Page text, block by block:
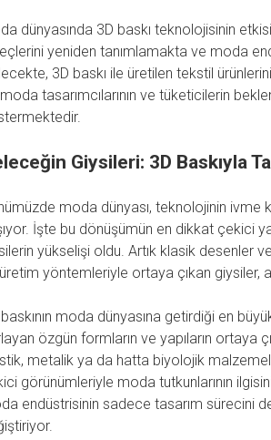
dünyasında 3D baskı teknolojisinin
yeniden tanımlamakta ve moda
3D baskı ile üretilen tekstil
tasarımcılarının ve tüketicilerin
Giysileri: 3D Baskıyla
moda dünyası, teknolojinin ivme
İşte bu dönüşümün en dikkat çekici
yükselişi oldu. Artık klasik desenler
yöntemleriyle ortaya çıkan giysiler,
moda dünyasına getirdiği en
özgün formların ve yapıların ortaya
metalik ya da hatta biyolojik
görünümleriyle moda tutkunlarının
endüstrisinin sadece tasarım sürecini